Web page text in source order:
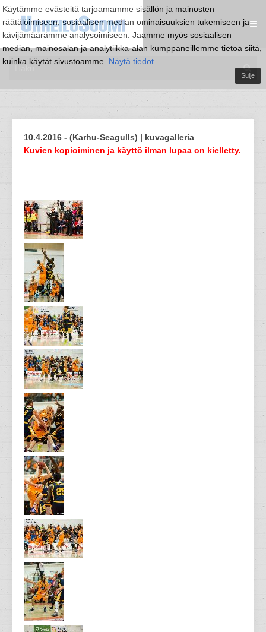
Käytämme evästeitä tarjoamamme sisällön ja mainosten
räätälöimiseen, sosiaalisen median ominaisuuksien tukemiseen ja
kävijämäärämme analysoimiseen. Jaamme myös sosiaalisen
median, mainosalan ja analytiikka-alan kumppaneillemme tietoa siitä,
kuinka käytät sivustoamme. Näytä tiedot
Sulje
10.4.2016 - (Karhu-Seagulls) | kuvagalleria
Kuvien kopioiminen ja käyttö ilman lupaa on kielletty.